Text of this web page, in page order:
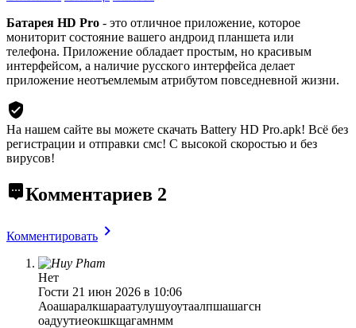
Батарея HD Pro - это отличное приложение, которое
мониторит состояние вашего андроид планшета или
телефона. Приложение обладает простым, но красивым
интерфейсом, а наличие русского интерфейса делает
приложение неотъемлемым атрибутом повседневной жизни.
На нашем сайте вы можете скачать Battery HD Pro.apk! Всё без
регистрации и отправки смс! С высокой скоростью и без
вирусов!
Комментариев 2
Комментировать
Нет
Гости 21 июн 2026 в 10:06
Аоашаралкшараатулушуоутаалпшашагсн
оадуутиеокшкщагамнмм